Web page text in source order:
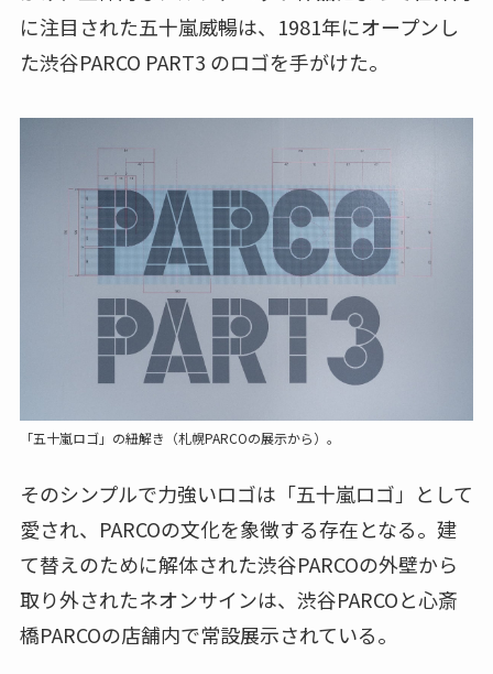
に注目された五十嵐威暢は、1981年にオープンし
た渋谷PARCO PART3 のロゴを手がけた。
「五十嵐ロゴ」の紐解き（札幌PARCOの展示から）。
そのシンプルで力強いロゴは「五十嵐ロゴ」として
愛され、PARCOの文化を象徴する存在となる。建
て替えのために解体された渋谷PARCOの外壁から
取り外されたネオンサインは、渋谷PARCOと心斎
橋PARCOの店舗内で常設展示されている。